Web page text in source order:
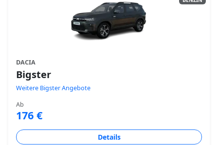
DACIA
Bigster
Weitere Bigster Angebote
Ab
176 €
Details